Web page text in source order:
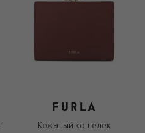
Кожаный кошелек